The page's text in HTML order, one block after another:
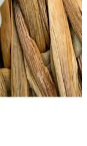
detaylı
ve özgünlük
katmak için ideal
Boncuklu
Yorumları